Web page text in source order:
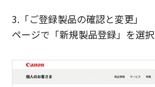
3.「ご登録製品の確認と変更」
ページで「新規製品登録」を選択